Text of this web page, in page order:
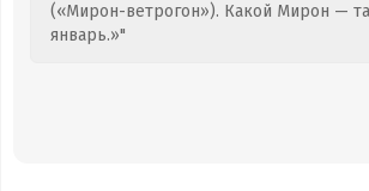
(«Мирон-ветрогон»). Какой Мирон —
январь.»"